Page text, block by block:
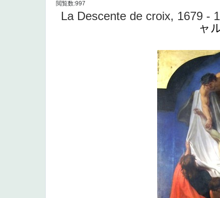
閲覧数:997
La Descente de croix, 1679 -
ャ